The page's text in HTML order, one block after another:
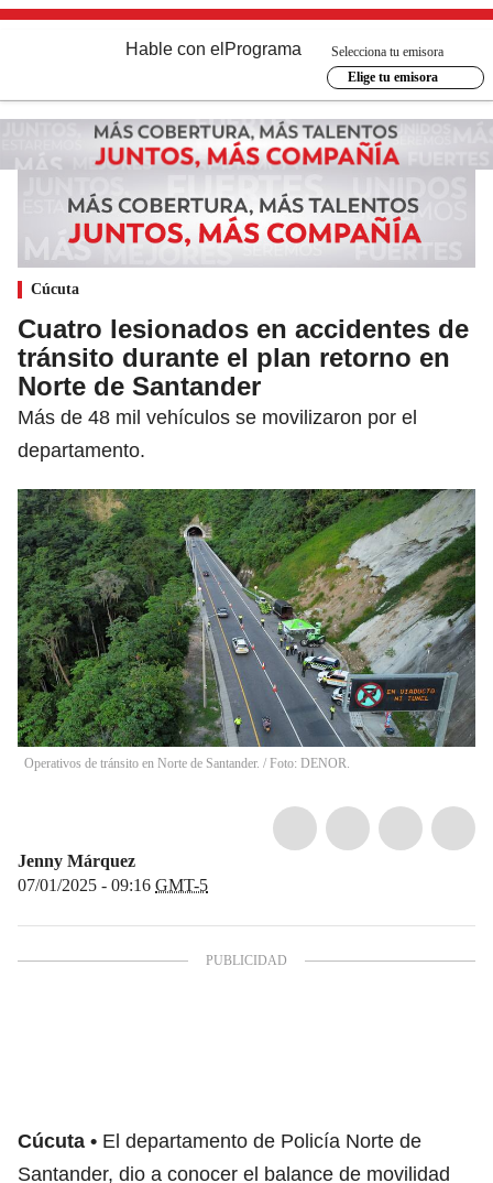
Hable con el Programa
Selecciona tu emisora
Elige tu emisora
Cúcuta
Cuatro lesionados en accidentes de
tránsito durante el plan retorno en
Norte de Santander
Más de 48 mil vehículos se movilizaron por el
departamento.
Operativos de tránsito en Norte de Santander. / Foto: DENOR.
Jenny Márquez
07/01/2025 - 09:16 GMT-5
Cúcuta
El departamento de Policía Norte de
Santander, dio a conocer el balance de movilidad